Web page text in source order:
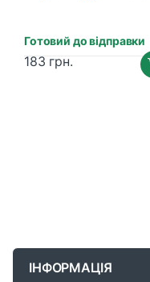
Готовий до відправки
183 грн.
ІНФОРМАЦІЯ